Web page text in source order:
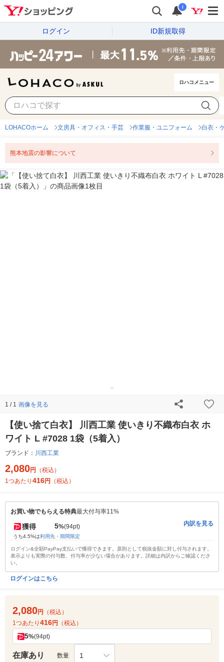
i
ログイン ID新規取得
ロハコメニュー
LOHACOホーム 文房具・オフィス・手芸 作業服・ユニフォーム 白衣・
熊本地震の影響について
1 / 1 画像を見る
【使い捨て白衣】 川西工業 使いきり不織布白衣 ホ
ワイト L #7028 1袋（5着入）
ブランド： 川西工業
2,080円
（税込）
1つあたり 416円 （税込）
お買い物でもらえる特典最大付与率11%
獲得 5%(94pt)
うち4.5%は利用先・期間限定
内訳を見る
ログイン&全額PayPay支払いで獲得できます。原則として税抜金額に対し付与されます。
表示よりも実際の付与数、付与率が少ない場合があります。詳細は内訳からご確認くださ
い。
ログインはこちら
2,080円
（税込）
1つあたり 416円 （税込）
5%(94pt)
在庫あり 数量 1